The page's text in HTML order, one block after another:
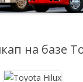
на базе